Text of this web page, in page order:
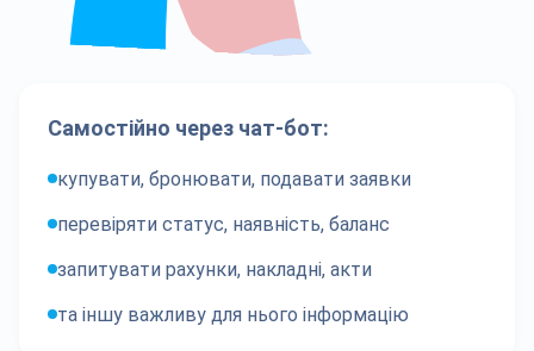
Самостійно через чат-бот:
купувати, бронювати, подавати заявки
перевіряти статус, наявність, баланс
запитувати рахунки, накладні, акти
та іншу важливу для нього інформацію